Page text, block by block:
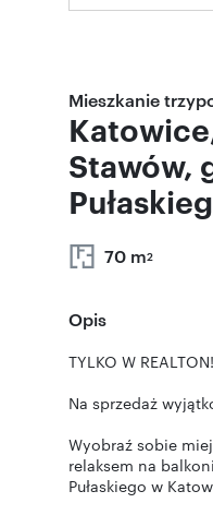
Mieszkanie
Stawów,
70 m2
Opis
TYLKO W REALTON!
Na sprzedaż
Wyobraź sobie
relaksem na
Pułaskiego w